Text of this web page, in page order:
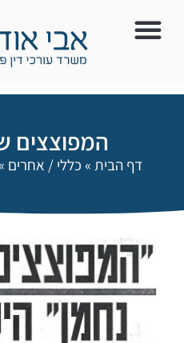
המפוצצים
דף הבית » כללי / אחרים